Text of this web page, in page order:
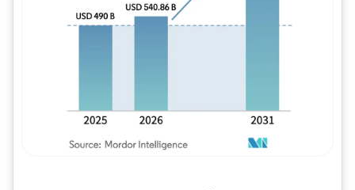
Image © Mordor Intelligence. La